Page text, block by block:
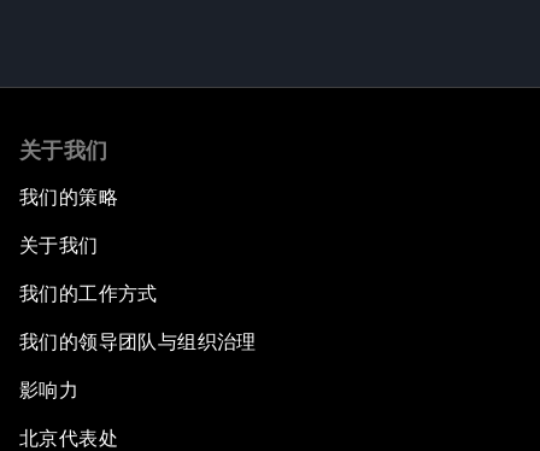
关于我们
我们的策略
关于我们
我们的工作方式
我们的领导团队与组织治理
影响力
北京代表处